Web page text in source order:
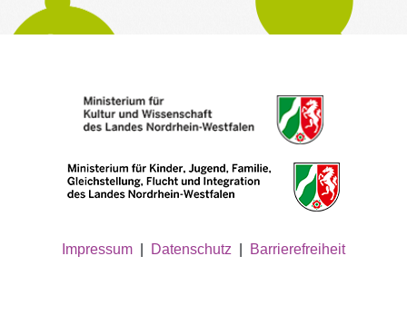
Impressum Datenschutz Barrierefreiheit